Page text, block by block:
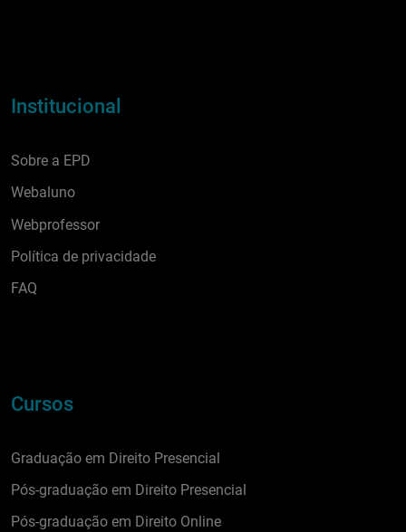
Institucional
Sobre a EPD
Webaluno
Webprofessor
Política de privacidade
FAQ
Cursos
Graduação em Direito Presencial
Pós-graduação em Direito Presencial
Pós-graduação em Direito Online